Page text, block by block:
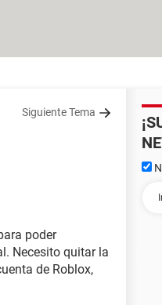
Siguiente Tema
poder
Necesito quitar la
de Roblox,